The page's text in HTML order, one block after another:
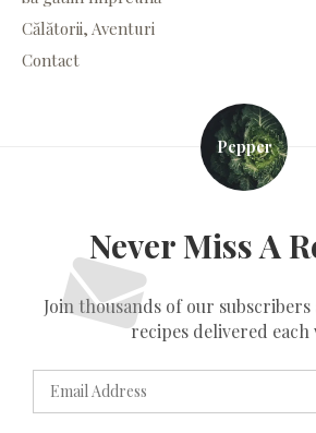
Călătorii, Aventuri
Contact
Pepper
Never Miss A
Join thousands of our
recipes delivered each